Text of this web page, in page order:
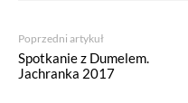
Poprzedni artykuł
Spotkanie z Dumelem.
Jachranka 2017